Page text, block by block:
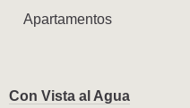
Apartamentos
Con Vista al Agua